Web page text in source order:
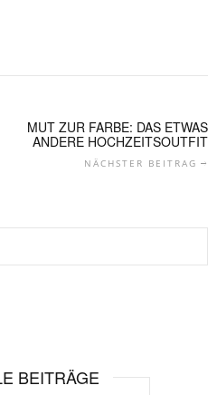
MUT ZUR FARBE: DAS ETWAS
ANDERE HOCHZEITSOUTFIT
NÄCHSTER BEITRAG
BEITRÄGE